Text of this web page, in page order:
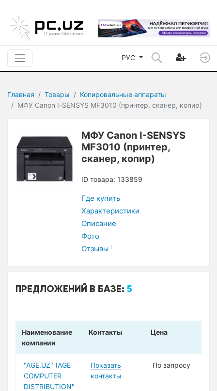
РУС
Главная Товары
Копировальные аппараты
МФУ Canon I-SENSYS MF3010 (принтер, сканер, копир)
МФУ Canon I-SENSYS
MF3010 (принтер,
сканер, копир)
ID товара: 133859
Где купить
Характеристики
Описание
Фото
Отзывы 1
ПРЕДЛОЖЕНИЙ В БАЗЕ: 5
Наименование
компании
Контакты Цена
"AGE.UZ" (AGE
COMPUTER
DISTRIBUTION"
Показать
контакты
По запросу